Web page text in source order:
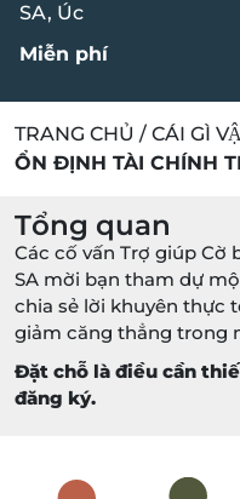
SA, Úc
Miễn phí
TRANG CHỦ / CÁI GÌ
ỔN ĐỊNH TÀI CHÍNH
Tổng quan
Các cố vấn Trợ giúp Cờ
SA mời bạn tham dự
chia sẻ lời khuyên thực
giảm căng thẳng trong
Đặt chỗ là điều cần
đăng ký.